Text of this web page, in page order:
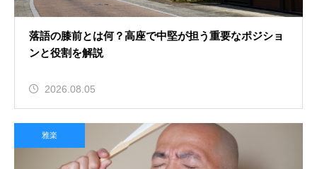
落語の膝前とは何？高座で中堅が担う重要なポジショ
ンと役割を解説
2026.08.05
雅楽